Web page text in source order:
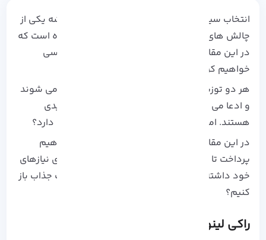
انتخاب سیستم عامل مناسب برای سرور ها، همیشه یکی از
چالش‌ های اصلی مدیران و توسعه‌ دهندگان بوده است که
در این مقاله دو رقیب قدرتمند در این زمینه را بررسی
خواهیم کرد: Rocky Linux یا AlmaLinux.
هر دو توزیع، جانشینان معنوی CentOS محسوب می‌ شوند
و ادعا می‌ کنند بهترین گزینه برای محیط‌ های تولیدی
هستند. اما واقعاً کدامیک شایستگی این عنوان را دارد؟
در این مقاله، به مقایسه عمیق این دو توزیع خواهیم
پرداخت تا به شما کمک کنیم بهترین انتخاب را برای نیازهای
خود داشته باشید. آیا آماده‌ اید تا گره از این رقابت جذاب باز
کنیم؟
راکی لینوکس (